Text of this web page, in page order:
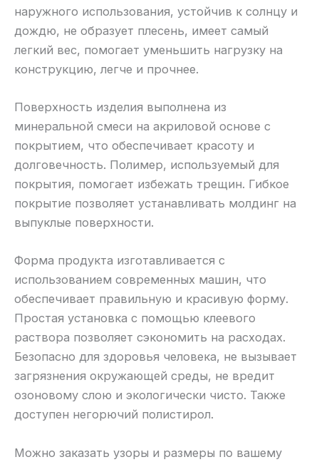
наружного использования, устойчив к солнцу и
дождю, не образует плесень, имеет самый
легкий вес, помогает уменьшить нагрузку на
конструкцию, легче и прочнее.
Поверхность изделия выполнена из
минеральной смеси на акриловой основе с
покрытием, что обеспечивает красоту и
долговечность. Полимер, используемый для
покрытия, помогает избежать трещин. Гибкое
покрытие позволяет устанавливать молдинг на
выпуклые поверхности.
Форма продукта изготавливается с
использованием современных машин, что
обеспечивает правильную и красивую форму.
Простая установка с помощью клеевого
раствора позволяет сэкономить на расходах.
Безопасно для здоровья человека, не вызывает
загрязнения окружающей среды, не вредит
озоновому слою и экологически чисто. Также
доступен негорючий полистирол.
Можно заказать узоры и размеры по вашему